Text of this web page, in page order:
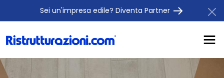
Sei un'impresa edile? Diventa Partner